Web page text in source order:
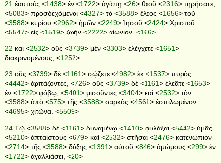
21 ἑαυτοὺς <1438> ἐν <1722> ἀγάπῃ <26> θεοῦ <2316> τηρήσατε,
<5083> προσδεχόμενοι <4327> τὸ <3588> ἔλεος <1656> τοῦ
<3588> κυρίου <2962> ἡμῶν <2249> Ἰησοῦ <2424> Χριστοῦ
<5547> εἰς <1519> ζωὴν <2222> αἰώνιον. <166>
22 καὶ <2532> οὓς <3739> μὲν <3303> ἐλέγχετε <1651>
διακρινομένους, <1252>
23 οὓς <3739> δὲ <1161> σῴζετε <4982> ἐκ <1537> πυρὸς
<4442> ἁρπάζοντες, <726> οὓς <3739> δὲ <1161> ἐλεᾶτε <1653>
ἐν <1722> φόβῳ, <5401> μισοῦντες <3404> καὶ <2532> τὸν
<3588> ἀπὸ <575> τῆς <3588> σαρκὸς <4561> ἐσπιλωμένον
<4695> χιτῶνα. <5509>
24 Τῷ <3588> δὲ <1161> δυναμένῳ <1410> φυλάξαι <5442> ὑμᾶς
<5210> ἀπταίστους <679> καὶ <2532> στῆσαι <2476> κατενώπιον
<2714> τῆς <3588> δόξης <1391> αὐτοῦ <846> ἀμώμους <299> ἐν
<1722> ἀγαλλιάσει, <20>